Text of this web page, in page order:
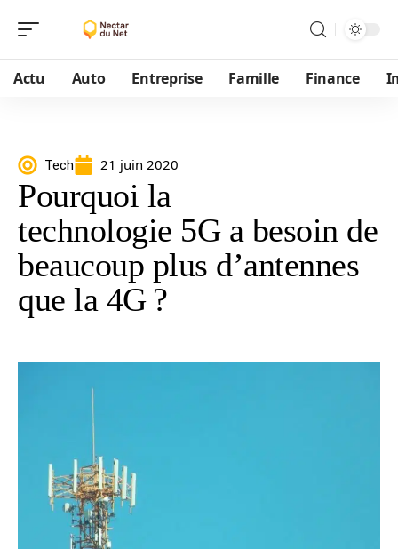
Actu Auto Entreprise Famille Finance
Tech 21 juin 2020
Pourquoi la
technologie 5G a besoin de
beaucoup plus d’antennes
que la 4G ?